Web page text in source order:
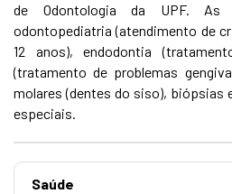
de Odontologia da UPF. As
odontopediatria (atendimento de
12 anos), endodontia
(tratamento de problemas
molares (dentes do siso), biópsias
especiais.
Saúde